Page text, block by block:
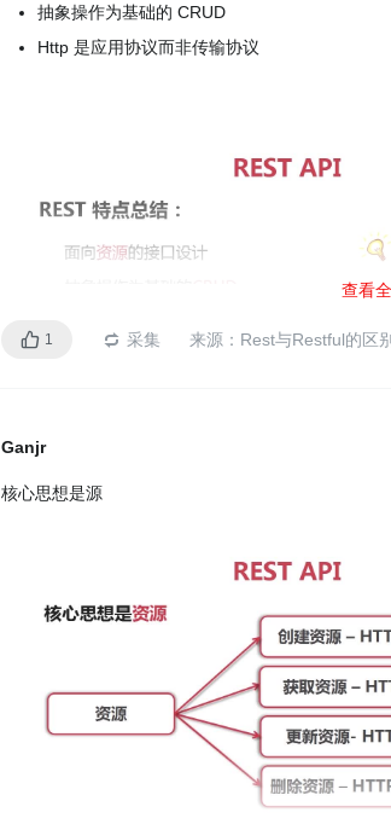
抽象操作为基础的 CRUD
Http 是应用协议而非传输协议
查看
1 采集 来源： Rest与Restful的区别
Ganjr
核心思想是源